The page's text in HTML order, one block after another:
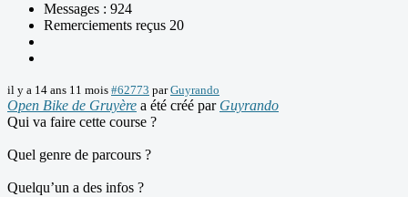
Messages : 924
Remerciements reçus 20
il y a 14 ans 11 mois #62773 parGuyrando
Open Bike de Gruyère a été créé par Guyrando
Qui va faire cette course ?
Quel genre de parcours ?
Quelqu’un a des infos ?